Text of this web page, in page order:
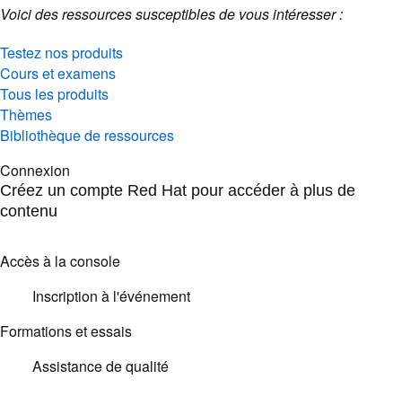
Voici des ressources susceptibles de vous intéresser :
Testez nos produits
Cours et examens
Tous les produits
Thèmes
Bibliothèque de ressources
Connexion
Créez un compte Red Hat pour accéder à plus de
contenu
Accès à la console
Inscription à l'événement
Formations et essais
Assistance de qualité